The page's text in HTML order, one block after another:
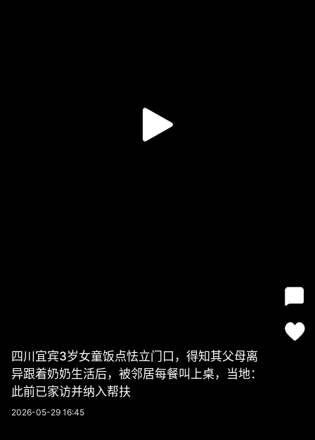
四川宜宾3岁女童饭点怯立门口，得知其父母离
异跟着奶奶生活后，被邻居每餐叫上桌，当地：
此前已家访并纳入帮扶
2026-05-29 16:45